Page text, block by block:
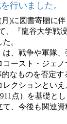
行いました。
月 )に図書寄贈に
、 『龍谷大学戦
。
、戦争や軍隊
ースト・ジェ
なものを否定
クションとい
点）を基礎と
、今後も関連